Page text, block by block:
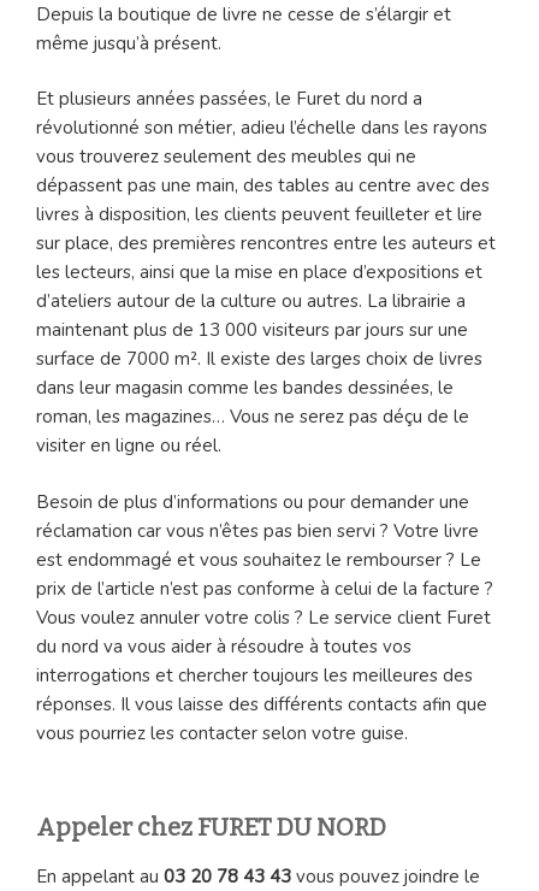
Depuis la boutique de livre ne cesse de s’élargir et
même jusqu’à présent.
Et plusieurs années passées, le Furet du nord a
révolutionné son métier, adieu l’échelle dans les rayons
vous trouverez seulement des meubles qui ne
dépassent pas une main, des tables au centre avec des
livres à disposition, les clients peuvent feuilleter et lire
sur place, des premières rencontres entre les auteurs et
les lecteurs, ainsi que la mise en place d’expositions et
d’ateliers autour de la culture ou autres. La librairie a
maintenant plus de 13 000 visiteurs par jours sur une
surface de 7000 m². Il existe des larges choix de livres
dans leur magasin comme les bandes dessinées, le
roman, les magazines… Vous ne serez pas déçu de le
visiter en ligne ou réel.
Besoin de plus d’informations ou pour demander une
réclamation car vous n’êtes pas bien servi ? Votre livre
est endommagé et vous souhaitez le rembourser ? Le
prix de l’article n’est pas conforme à celui de la facture ?
Vous voulez annuler votre colis ? Le service client Furet
du nord va vous aider à résoudre à toutes vos
interrogations et chercher toujours les meilleures des
réponses. Il vous laisse des différents contacts afin que
vous pourriez les contacter selon votre guise.
Appeler chez FURET DU NORD
En appelant au 03 20 78 43 43 vous pouvez joindre le